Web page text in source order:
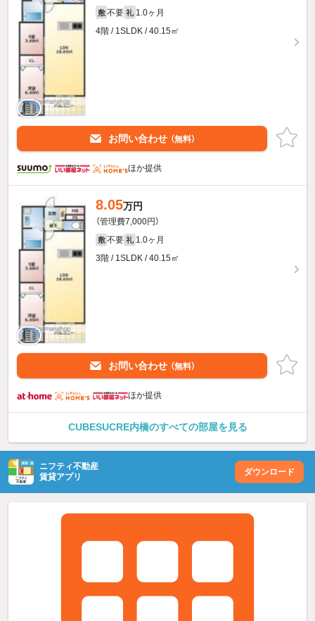
敷 不要 礼 1.0ヶ月
4階 / 1SLDK / 40.15㎡
お問い合わせ （無料）
ほか提供
8.05万円
（管理費7,000円）
敷 不要 礼 1.0ヶ月
3階 / 1SLDK / 40.15㎡
お問い合わせ （無料）
ほか提供
CUBESUCRE内橋のすべての部屋を見る
ニフティ不動産
賃貸アプリ
ダウンロード